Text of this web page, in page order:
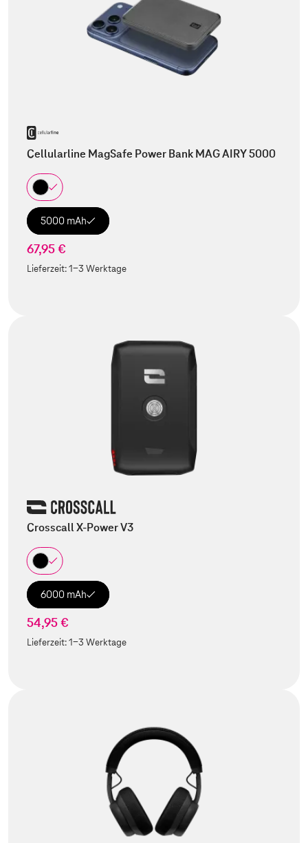
Cellularline MagSafe Power Bank MAG AIRY 5000
5000 mAh
67,95 €
Lieferzeit:1-3 Werktage
Crosscall X-Power V3
6000 mAh
54,95 €
Lieferzeit:1-3 Werktage